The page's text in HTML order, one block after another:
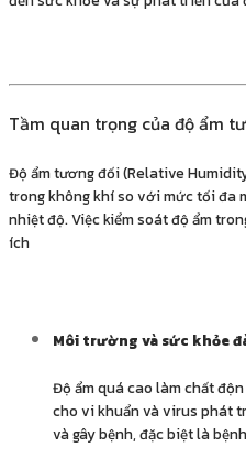
Tầm quan trọng của độ ẩm
Độ ẩm tương đối (Relative
trong không khí so với mức tối đa
nhiệt độ. Việc kiểm soát độ ẩm
ích
Môi trường và sức khỏe
Độ ẩm quá cao làm chất
cho vi khuẩn và virus phát
và gây bệnh, đặc biệt là